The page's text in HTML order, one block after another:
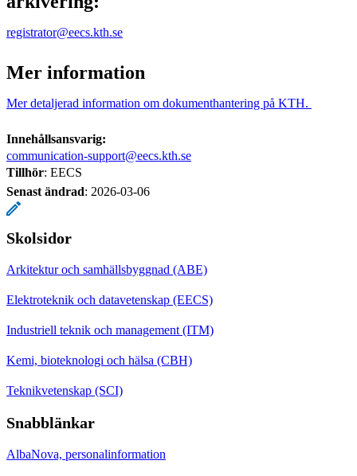
registrator@eecs.kth.se
Mer information
Mer detaljerad information om dokumenthantering på KTH.
Innehållsansvarig:
communication-support@eecs.kth.se
Tillhör: EECS
Senast ändrad: 2026-03-06
Skolsidor
Arkitektur och samhällsbyggnad (ABE)
Elektroteknik och datavetenskap (EECS)
Industriell teknik och management (ITM)
Kemi, bioteknologi och hälsa (CBH)
Teknikvetenskap (SCI)
Snabblänkar
AlbaNova, personalinformation